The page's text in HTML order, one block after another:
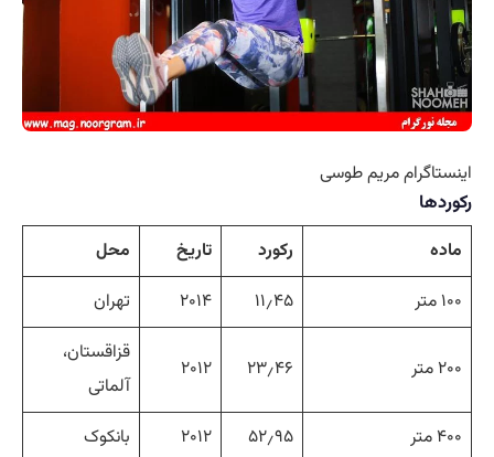
اینستاگرام مریم طوسی
رکوردها
ماده رکورد تاریخ
محل
۱۰۰ متر
۱۱٫۴۵ ۲۰۱۴ تهران
۲۰۰ متر ۲۳٫۴۶ ۲۰۱۲
قزاقستان،
آلماتی
۴۰۰ متر
۵۲٫۹۵ ۲۰۱۲
بانکوک